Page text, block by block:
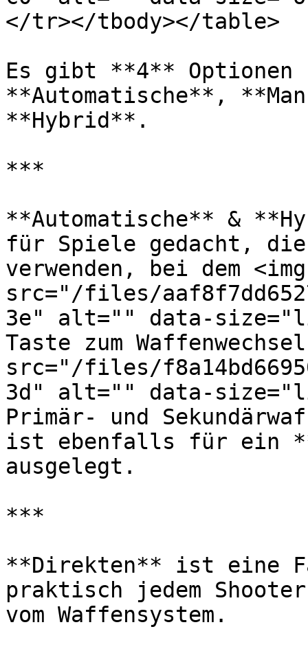
</tr></tbody></table>
Es gibt **4** Optionen
**Automatische**,
**Hybrid**.
***
**Automatische** &
für Spiele gedacht,
verwenden, bei dem <img
src="/files/
3e" alt="" data-
Taste zum
src="/files/
3d" alt="" data-
Primär- und
ist ebenfalls für ein
ausgelegt.
***
**Direkten** ist eine
praktisch jedem
vom Waffensystem.